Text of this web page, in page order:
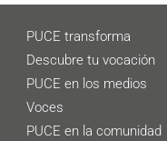
PUCE transforma
Descubre tu vocación
PUCE en los medios
Voces
PUCE en la comunidad